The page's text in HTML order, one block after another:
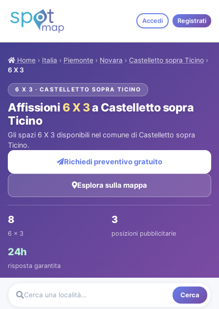
Accedi Registrati
Home › Italia › Piemonte › Novara › Castelletto sopra Ticino ›
6 X 3
6 X 3 · CASTELLETTO SOPRA TICINO
Affissioni 6 X 3a Castelletto sopra
Ticino
Gli spazi 6 X 3 disponibili nel comune di Castelletto sopra
Ticino.
Richiedi preventivo gratuito
Esplora sulla mappa
8
6 x 3
3
posizioni pubblicitarie
24h
risposta garantita
Cerca una località… Cerca